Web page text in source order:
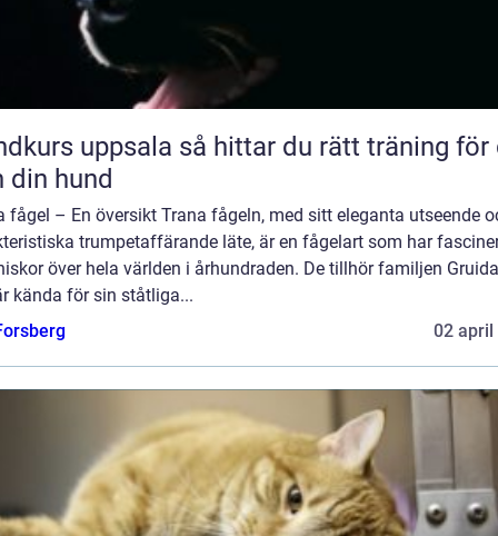
så hittar du rätt träning för dig
din hund
fågel – En översikt Trana fågeln, med sitt eleganta utseende
trumpetaffärande läte, är en fågelart som har
över hela världen i århundraden. De tillhör familjen
kända för sin ståtliga...
02 april